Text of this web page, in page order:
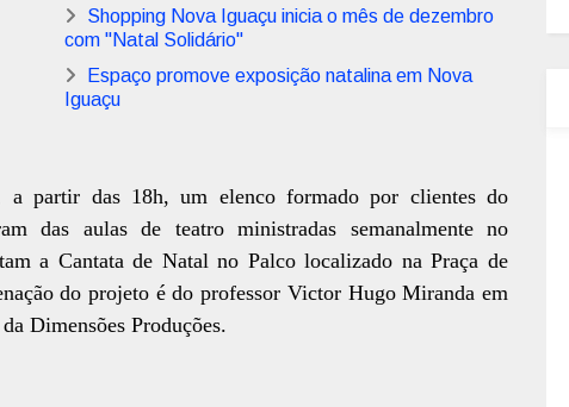
Shopping Nova Iguaçu inicia o mês de dezembro
com "Natal Solidário"
Espaço promove exposição natalina em Nova
Iguaçu
a partir das 18h, um elenco formado por clientes do
das aulas de teatro ministradas semanalmente no
a Cantata de Natal no Palco localizado na Praça de
do projeto é do professor Victor Hugo Miranda em
Dimensões Produções.